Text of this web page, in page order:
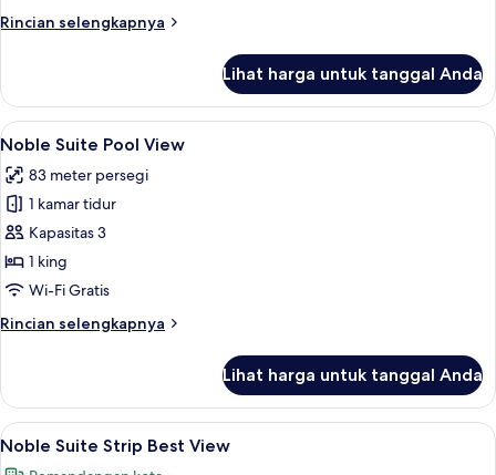
Rincian selengkapnya
Rincian
Regal
Suite
Mountain
View
Lihat harga untuk tanggal Anda
Lihat
semua
foto
untuk
Noble
Suite
Pool
Seprai katun Mesir, seprai premium,
5
Noble Suite Pool View
83 meter persegi
1 kamar tidur
Kapasitas 3
1 king
Wi-Fi Gratis
Rincian selengkapnya
Rincian
Noble
Suite
Pool
Lihat harga untuk tanggal Anda
Lihat
semua
Seprai katun Mesir, seprai premium,
5
Noble Suite Strip Best View